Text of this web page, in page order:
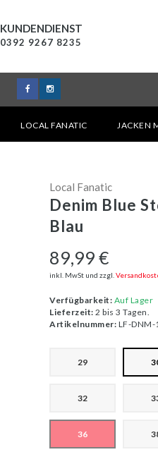
KUNDENDIENST
0392 9267 8235
LOCAL FANATIC JACKEN
Local Fanatic
Denim Blue
Blau
89,99 €
inkl. MwSt und zzgl.
Verfügbarkeit: Auf Lager
Lieferzeit: 2 bis 3 Tagen.
Artikelnummer: LF-DNM-
29
32
36